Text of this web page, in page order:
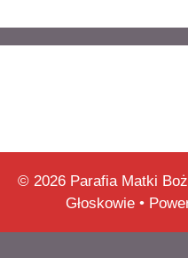
© 2026 Parafia Matki
Głoskowie •